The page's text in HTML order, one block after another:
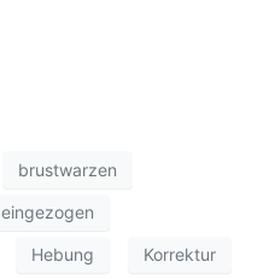
brustwarzen
eingezogen
Hebung Korrektur